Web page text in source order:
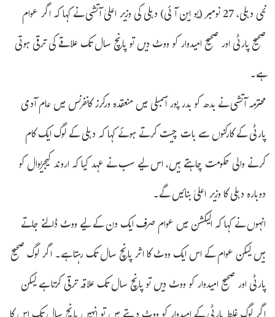
نئی دہلی، 27 نومبر (یو این آئی) دہلی کی وزیر اعلیٰ آتشی نے کہا کہ اگر عوام
صحیح پارٹی اور صحیح امیدوار کو ووٹ دیں تو پانچ سال تک علاقے کی ترقی ہوتی
ہے۔
محترمہ آتشی نے بدھ کو بدر پور اسمبلی میں منعقدہ ورکرز کانفرنس میں عام آدمی
پارٹی کے کارکنوں سے بات چیت کرتے ہوئے کہا کہ دہلی کے لوگ ایک کام
کرنے والی حکومت چاہتے ہیں، اس لیے سب نے عہد کیا کہ اروند کیجریوال کو
دوبارہ دہلی کا وزیر اعلیٰ بنائیں گے۔
انہوں نے کہا کہ الیکشن میں عوام صرف ایک دن کے لیے ووٹ ڈالنے جاتے
ہیں لیکن عوام کے اس ایک ووٹ کا اثر پانچ سال تک رہتا ہے۔ اگر لوگ صحیح
پارٹی اور صحیح امیدوار کو ووٹ دیں تو پانچ سال تک علاقہ ترقی کرتا ہے لیکن